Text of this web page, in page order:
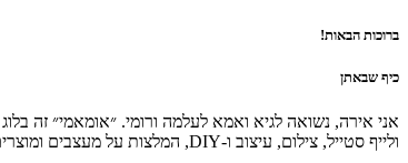
ברוכות הבאות!
כיף שבאתן
אני אירה, נשואה לגיא ואמא לעלמה ורומי. ״אומאמי״ זה
ולייף סטייל, צילום, עיצוב ו-DIY, המלצות על מעצבים ומוצרים מעולים וראיונות עם נשים מעוררות השראה. מקווה שתהנו ותחזרו לבקר.